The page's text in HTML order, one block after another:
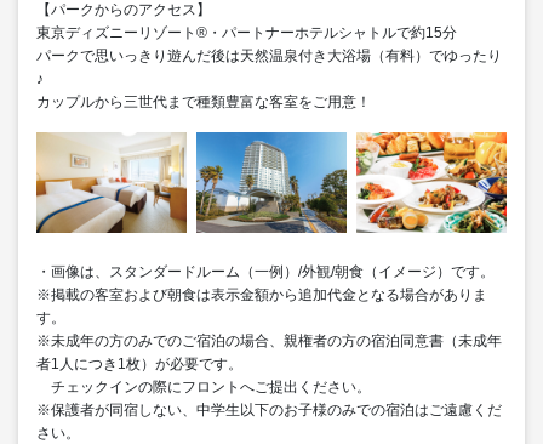
【パークからのアクセス】
東京ディズニーリゾート®・パートナーホテルシャトルで約15分
パークで思いっきり遊んだ後は天然温泉付き大浴場（有料）でゆったり
♪
カップルから三世代まで種類豊富な客室をご用意！
・画像は、スタンダードルーム（一例）/外観/朝食（イメージ）です。
※掲載の客室および朝食は表示金額から追加代金となる場合がありま
す。
※未成年の方のみでのご宿泊の場合、親権者の方の宿泊同意書（未成年
者1人につき1枚）が必要です。
チェックインの際にフロントへご提出ください。
※保護者が同宿しない、中学生以下のお子様のみでの宿泊はご遠慮くだ
さい。